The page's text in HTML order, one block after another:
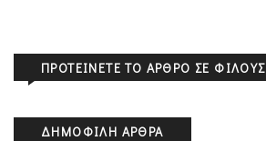
ΠΡΟΤΕΊΝΕΤΕ ΤΟ ΆΡΘΡΟ ΣΕ ΦΊΛΟΥΣ
ΔΗΜΟΦΙΛΉ ΆΡΘΡΑ